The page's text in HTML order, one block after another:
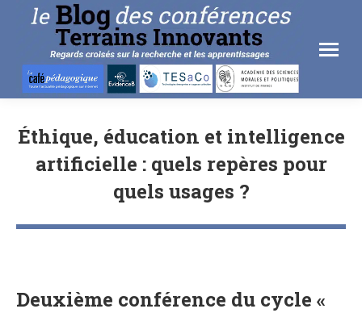
Éthique, éducation et intelligence
artificielle : quels repères pour
quels usages ?
Deuxième conférence du cycle «